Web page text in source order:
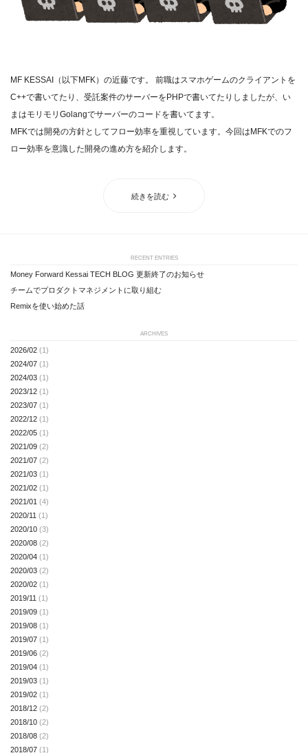
MF KESSAI（以下MFK）の近藤です。 前職はスマホゲームのクライアントを
C++で書いてたり、受託案件のサーバーをPHPで書いてたりしましたが、い
まはモリモリGolangでサーバーのコードを書いてます。
MFKでは開発の方針としてフロー効率を重視しています。今回はMFKでのフ
ロー効率を意識した開発の進め方を紹介します。
続きを読む
RECENT ENTRIES
Money Forward Kessai TECH BLOG 更新終了のお知らせ
チームでプロダクトマネジメントに取り組む
Remixを使い始めた話
ARCHIVES
2026/02 (1)
2024/07 (1)
2024/03 (1)
2023/12 (1)
2023/07 (1)
2022/12 (1)
2022/05 (1)
2021/09 (2)
2021/07 (2)
2021/03 (1)
2021/02 (1)
2021/01 (4)
2020/11 (1)
2020/10 (3)
2020/08 (2)
2020/04 (1)
2020/03 (2)
2020/02 (1)
2019/11 (1)
2019/09 (1)
2019/08 (1)
2019/07 (1)
2019/06 (2)
2019/04 (1)
2019/03 (1)
2019/02 (1)
2018/12 (2)
2018/10 (2)
2018/08 (2)
2018/07 (1)